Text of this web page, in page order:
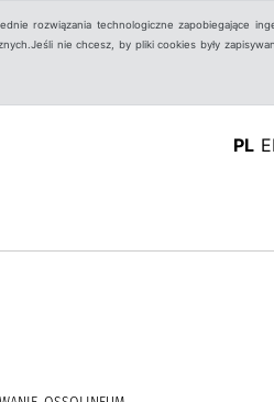
rozwiązania technologiczne zapobiegające
nie chcesz, by pliki cookies były
PL